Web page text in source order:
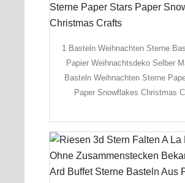
1 Basteln Weihnachten Sterne
Papier Weihnachtsdeko Selber
Basteln Weihnachten Sterne
Paper Snowflakes Christmas